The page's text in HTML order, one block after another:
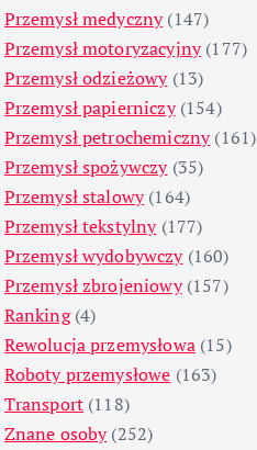
Przemysł medyczny(147)
Przemysł motoryzacyjny(177)
Przemysł odzieżowy(13)
Przemysł papierniczy(154)
Przemysł petrochemiczny(161)
Przemysł spożywczy(35)
Przemysł stalowy(164)
Przemysł tekstylny(177)
Przemysł wydobywczy(160)
Przemysł zbrojeniowy(157)
Ranking(4)
Rewolucja przemysłowa(15)
Roboty przemysłowe (163)
Transport (118)
Znane osoby(252)